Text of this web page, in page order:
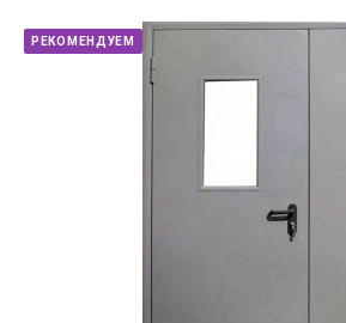
РЕКОМЕНДУЕМ